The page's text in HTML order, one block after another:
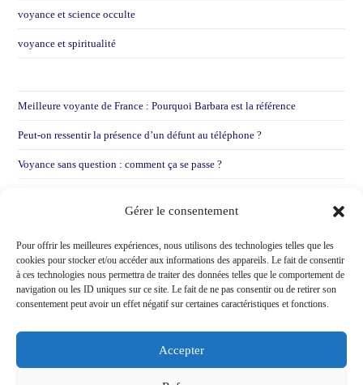
Gérer le consentement
Pour offrir les meilleures expériences, nous utilisons des technologies telles que les
cookies pour stocker et/ou accéder aux informations des appareils. Le fait de consentir
à ces technologies nous permettra de traiter des données telles que le comportement de
navigation ou les ID uniques sur ce site. Le fait de ne pas consentir ou de retirer son
consentement peut avoir un effet négatif sur certaines caractéristiques et fonctions.
Accepter
voyance et science occulte
voyance et spiritualité
Meilleure voyante de France : Pourquoi Barbara est la référence
Peut-on ressentir la présence d’un défunt au téléphone ?
Voyance sans question : comment ça se passe ?